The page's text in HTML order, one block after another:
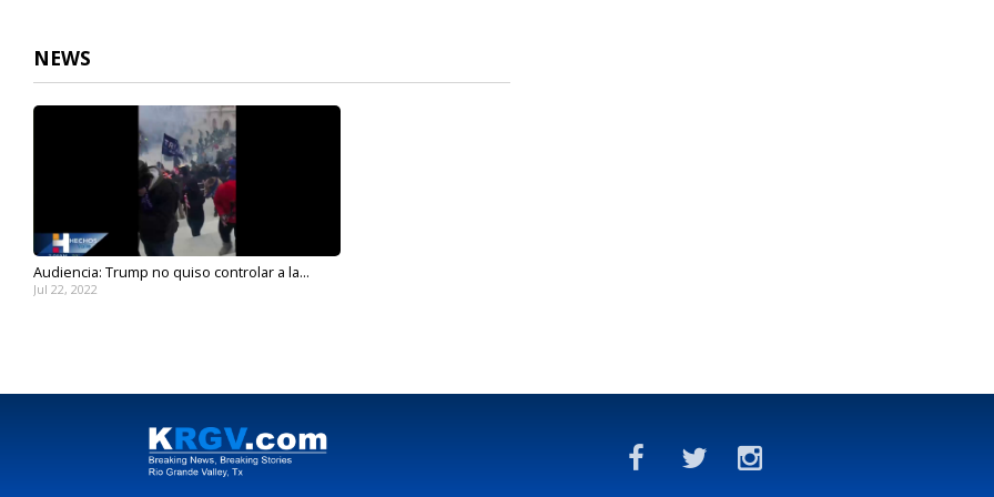
NEWS
Audiencia: Trump no quiso controlar a la...
Jul 22, 2022